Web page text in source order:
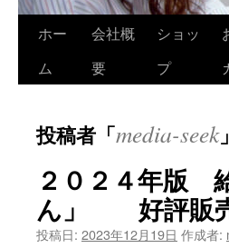
ン
ス
ホー
ム
会社概
要
ショッ
プ
投稿者「media-seek
２０２４年版
ん」 好評販
投稿日: 2023年12月19日 作成者: